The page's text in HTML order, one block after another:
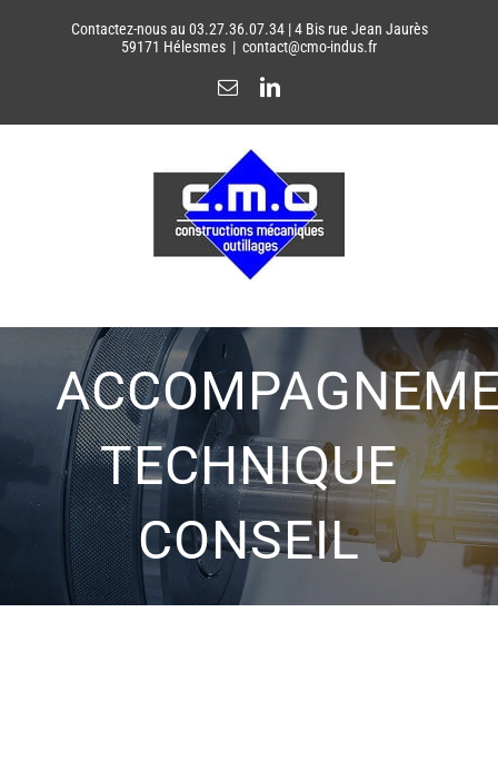
Contactez-nous au 03.27.36.07.34 | 4 Bis rue Jean Jaurès
59171 Hélesmes | contact@cmo-indus.fr
EmailLinkedIn
TECHNIQUE
CONSEIL